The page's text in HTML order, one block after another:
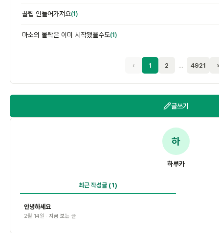
꿀팁 안들어가져요(1)
마소의 몰락은 이미 시작됐을수도(1)
‹ 1 2 … 4921 ›
글쓰기
하
하루카
최근 작성글 (1)
안녕하세요
2월 14일 · 지금 보는 글